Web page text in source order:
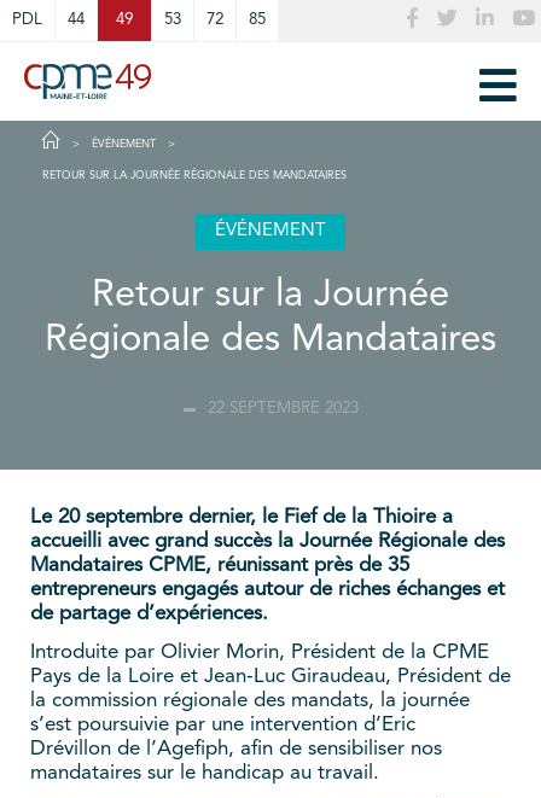
PDL 44 49 53 72 85
ÉVÉNEMENT
RETOUR SUR LA JOURNÉE RÉGIONALE DES MANDATAIRES
ÉVÉNEMENT
Retour sur la Journée
Régionale des Mandataires
22 SEPTEMBRE 2023
Le 20 septembre dernier, le Fief de la Thioire a
accueilli avec grand succès la Journée Régionale des
Mandataires CPME, réunissant près de 35
entrepreneurs engagés autour de riches échanges et
de partage d’expériences.
Introduite par Olivier Morin, Président de la CPME
Pays de la Loire et Jean-Luc Giraudeau, Président de
la commission régionale des mandats, la journée
s’est poursuivie par une intervention d’Eric
Drévillon de l’Agefiph, afin de sensibiliser nos
mandataires sur le handicap au travail.
Cookies management panel